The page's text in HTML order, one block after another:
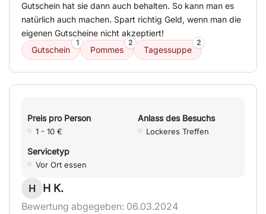
Gutschein hat sie dann auch behalten. So kann man es
natürlich auch machen. Spart richtig Geld, wenn man die
eigenen Gutscheine nicht akzeptiert!
Gutschein
1
Pommes
2
Tagessuppe
2
Preis pro Person
1 - 10 €
Anlass des Besuchs
Lockeres Treffen
Servicetyp
Vor Ort essen
H H K.
Bewertung abgegeben: 06.03.2024